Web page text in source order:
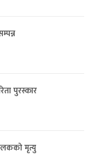
पुरस्कार
मृत्यु